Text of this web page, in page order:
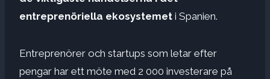
entreprenöriella ekosystemet i Spanien.
Entreprenörer och startups som letar efter
pengar har ett möte med 2 000 investerare på